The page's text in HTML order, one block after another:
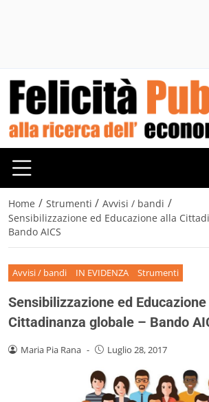
Home / Strumenti / Avvisi / bandi /
Sensibilizzazione ed Educazione alla
Bando AICS
Avvisi / bandi IN EVIDENZA Strumenti
Sensibilizzazione ed
Cittadinanza globale – Bando
Maria Pia Rana - Luglio 28, 2017